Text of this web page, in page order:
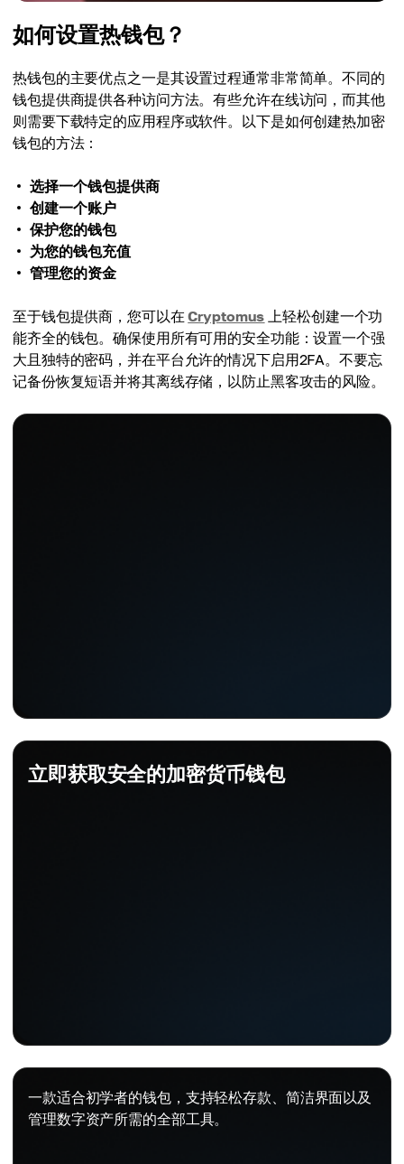
如何设置热钱包？
热钱包的主要优点之一是其设置过程通常非常简单。不同的
钱包提供商提供各种访问方法。有些允许在线访问，而其他
则需要下载特定的应用程序或软件。以下是如何创建热加密
钱包的方法：
选择一个钱包提供商
创建一个账户
保护您的钱包
为您的钱包充值
管理您的资金
至于钱包提供商，您可以在Cryptomus 上轻松创建一个功
能齐全的钱包。确保使用所有可用的安全功能：设置一个强
大且独特的密码，并在平台允许的情况下启用2FA。不要忘
记备份恢复短语并将其离线存储，以防止黑客攻击的风险。
立即获取安全的加密货币钱包
一款适合初学者的钱包，支持轻松存款、简洁界面以及
管理数字资产所需的全部工具。